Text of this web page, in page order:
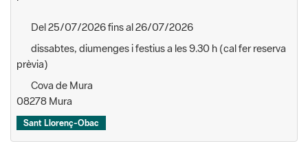
Del 25/07/2026 fins al 26/07/2026
dissabtes, diumenges i festius a les 9.30 h (cal fer reserva
prèvia)
Cova de Mura
08278 Mura
Sant Llorenç-Obac